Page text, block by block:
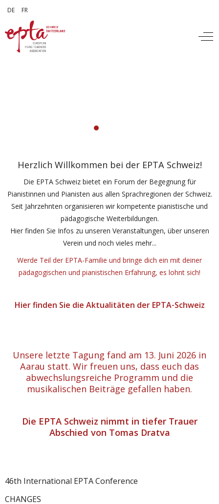
Sprache auswählen
DE FR
Off-
Herzlich Willkommen bei der EPTA Schweiz!
Die EPTA Schweiz bietet ein Forum der Begegnung für
Pianistinnen und Pianisten aus allen Sprachregionen der Schweiz.
Seit Jahrzehnten organisieren wir kompetente pianistische und
pädagogische Weiterbildungen.
Hier finden Sie Infos zu unseren Veranstaltungen, über unseren
Verein und noch vieles mehr...
Werde Teil der EPTA-Familie und bringe dich ein mit deiner
pädagogischen und pianistischen Erfahrung, es lohnt sich!
Hier finden Sie die Aktualitäten der EPTA-Schweiz
Unsere letzte Tagung fand am 13. Juni 2026 in
Aarau statt. Wir freuen uns, dass euch das
abwechslungsreiche Programm und die
musikalischen Beiträge gefallen haben.
Die EPTA Schweiz nimmt in tiefer Trauer
Abschied von Tomas Dratva
46th International EPTA Conference
CHANGES